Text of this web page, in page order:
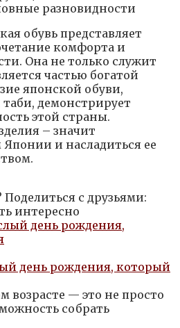
обувь представляет
комфорта и
Она не только служит
частью богатой
японской обуви,
демонстрирует
этой страны.
– значит
и насладиться ее
Поделиться с друзьями:
интересно
день рождения, который
возрасте — это не просто
собрать